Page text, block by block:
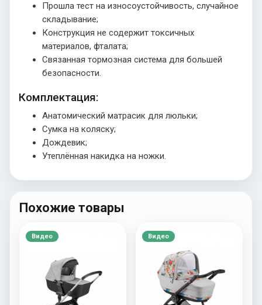
Прошла тест на износоустойчивость, случайное
складывание;
Конструкция не содержит токсичных
материалов, фталата;
Связанная тормозная система для большей
безопасности.
Комплектация:
Анатомический матрасик для люльки;
Сумка на коляску;
Дождевик;
Утеплённая накидка на ножки.
Похожие товары
Видео Видео